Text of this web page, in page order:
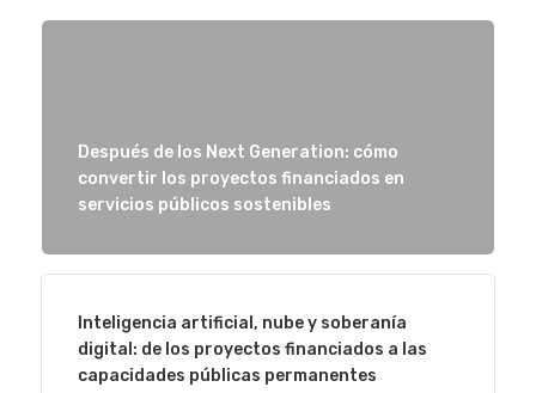
Después de los Next Generation: cómo
convertir los proyectos financiados en
servicios públicos sostenibles
Inteligencia artificial, nube y soberanía
digital: de los proyectos financiados a las
capacidades públicas permanentes